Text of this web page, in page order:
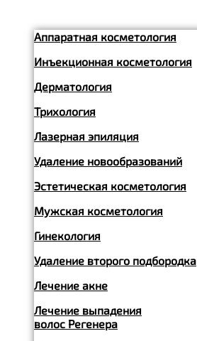
Аппаратная косметология
Инъекционная косметология
Дерматология
Трихология
Лазерная эпиляция
Удаление новообразований
Эстетическая косметология
Мужская косметология
Гинекология
Удаление второго подбородка
Лечение акне
Лечение выпадения
волос Регенера